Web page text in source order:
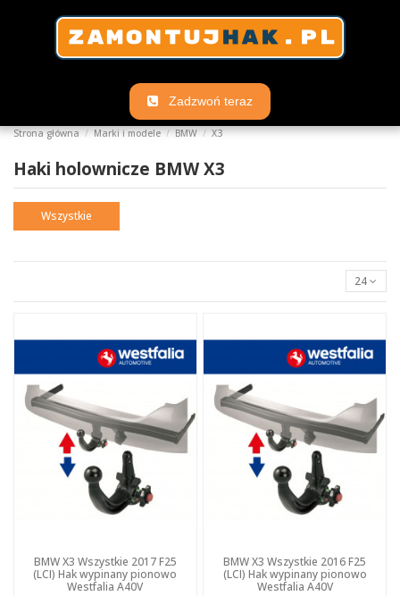
Zadzwoń teraz
Strona główna Marki i modele BMW X3
Haki holownicze BMW X3
Wszystkie
24
BMW X3 Wszystkie 2017 F25
(LCI) Hak wypinany pionowo
Westfalia A40V
BMW X3 Wszystkie 2016 F25
(LCI) Hak wypinany pionowo
Westfalia A40V